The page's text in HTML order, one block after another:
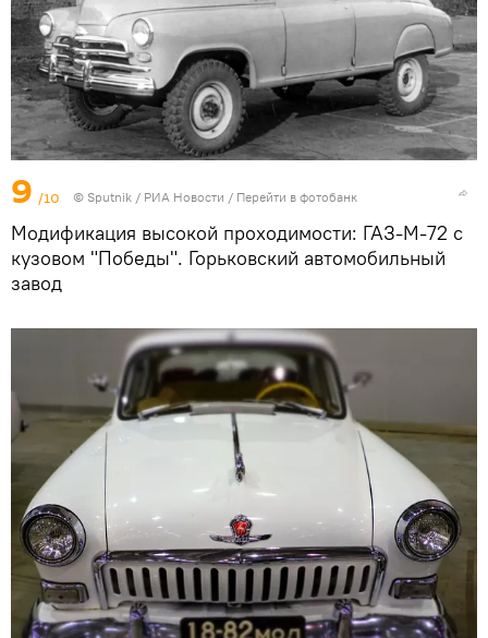
9 /10 © Sputnik / РИА Новости / Перейти в фотобанк
Модификация высокой проходимости: ГАЗ-М-72 с
кузовом "Победы". Горьковский автомобильный
завод